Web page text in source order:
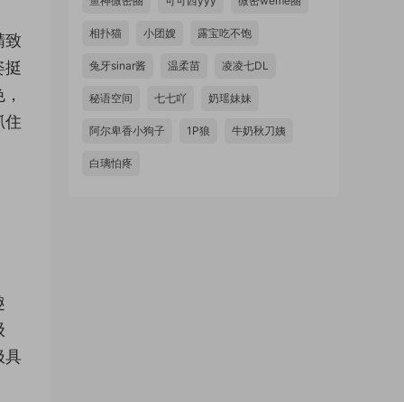
致
挺
住
具
相扑猫 小团嫂 露宝吃不饱
兔牙sinar酱 温柔苗 凌凌七DL
秘语空间 七七吖 奶瑶妹妹
阿尔卑香小狗子 1P狼 牛奶秋刀姨
白璃怕疼